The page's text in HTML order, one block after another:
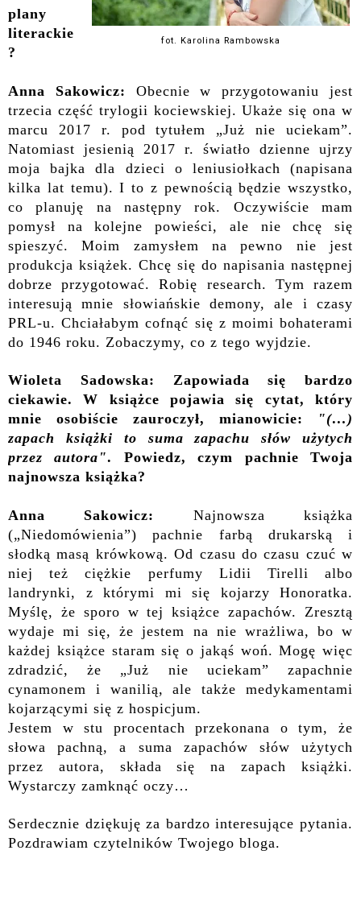
fot. Karolina Rambowska
plany
literackie
?
Anna Sakowicz: Obecnie w przygotowaniu jest
trzecia część trylogii kociewskiej. Ukaże się ona w
marcu 2017 r. pod tytułem „Już nie uciekam”.
Natomiast jesienią 2017 r. światło dzienne ujrzy
moja bajka dla dzieci o leniusiołkach (napisana
kilka lat temu). I to z pewnością będzie wszystko,
co planuję na następny rok. Oczywiście mam
pomysł na kolejne powieści, ale nie chcę się
spieszyć. Moim zamysłem na pewno nie jest
produkcja książek. Chcę się do napisania następnej
dobrze przygotować. Robię research. Tym razem
interesują mnie słowiańskie demony, ale i czasy
PRL-u. Chciałabym cofnąć się z moimi bohaterami
do 1946 roku. Zobaczymy, co z tego wyjdzie.
Wioleta Sadowska: Zapowiada się bardzo
ciekawie.W książce pojawia się cytat, który
mnie osobiście zauroczył, mianowicie:
"(…)
zapach książki to suma zapachu słów użytych
przez autora". Powiedz, czym pachnie Twoja
najnowsza książka?
Anna Sakowicz: Najnowsza książka
(„Niedomówienia”) pachnie farbą drukarską i
słodką masą krówkową. Od czasu do czasu czuć w
niej też ciężkie perfumy Lidii Tirelli albo
landrynki, z którymi mi się kojarzy Honoratka.
Myślę, że sporo w tej książce zapachów. Zresztą
wydaje mi się, że jestem na nie wrażliwa, bo w
każdej książce staram się o jakąś woń. Mogę więc
zdradzić, że „Już nie uciekam” zapachnie
cynamonem i wanilią, ale także medykamentami
kojarzącymi się z hospicjum.
Jestem w stu procentach przekonana o tym, że
słowa pachną, a suma zapachów słów użytych
przez autora, składa się na zapach książki.
Wystarczy zamknąć oczy…
Serdecznie dziękuję za bardzo interesujące pytania.
Pozdrawiam czytelników Twojego bloga.